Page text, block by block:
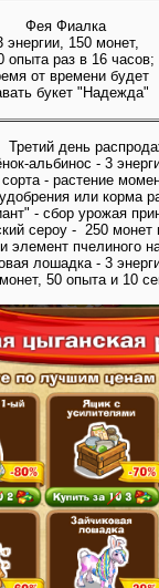
Фея Фиалка
энергии, 150 монет,
опыта раз в 16 часов;
от времени будет
букет "Надежда"
Третий день
альбинос - 3
- растение
или корма
- сбор урожая
сероу - 250 монет
элемент пчелиного
лошадка - 3
50 опыта и 10